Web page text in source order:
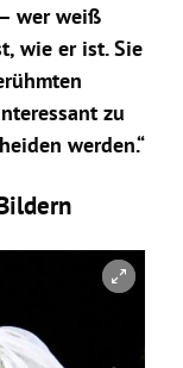
– wer weiß
wie er ist. Sie
zu
werden.“